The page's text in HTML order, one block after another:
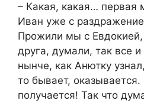
– Какая, какая… первая
Иван уже с
Прожили мы с
друга, думали, так все
нынче, как Анютку
то бывает, оказывается.
получается! Так что